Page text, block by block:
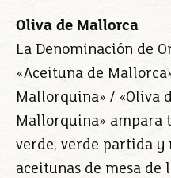
Oliva de Mallorca
La Denominación de
«Aceituna de
Mallorquina» / «Oliva
Mallorquina» ampara
verde, verde partida y
aceitunas de mesa de